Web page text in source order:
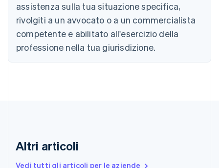
assistenza sulla tua situazione specifica,
rivolgiti a un avvocato o a un commercialista
competente e abilitato all'esercizio della
professione nella tua giurisdizione.
Altri articoli
Vedi tutti gli articoli per le aziende
Canada
EnglishFrançais
Cina continentale
简体中文English
Cipro
Finlandia